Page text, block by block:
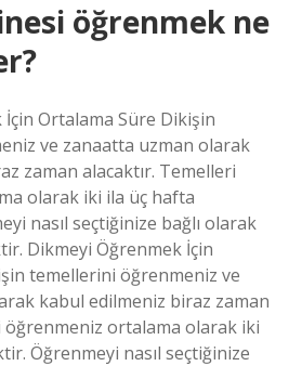
öğrenmek ne
Ortalama Süre Dikişin
ve zanaatta uzman olarak
zaman alacaktır. Temelleri
olarak iki ila üç hafta
nasıl seçtiğinize bağlı olarak
Dikmeyi Öğrenmek İçin
temellerini öğrenmeniz ve
kabul edilmeniz biraz zaman
öğrenmeniz ortalama olarak iki
Öğrenmeyi nasıl seçtiğinize